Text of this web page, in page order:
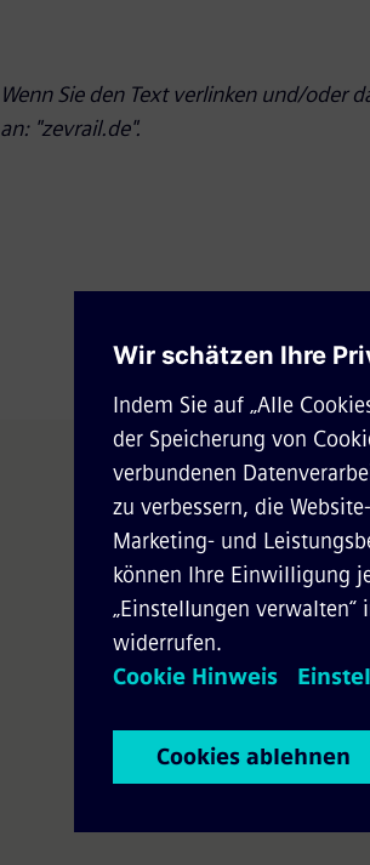
Wenn Sie den Text verlinken und/oder
an: "zevrail.de".
Firmenname*